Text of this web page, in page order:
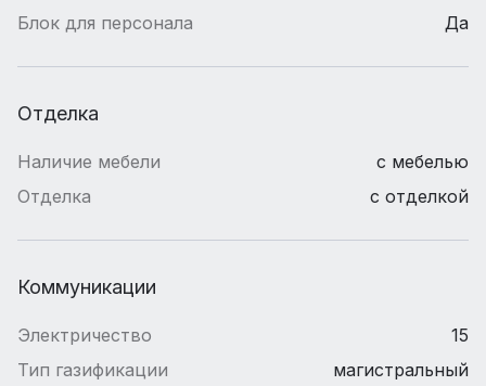
Блок для персонала
Да
Отделка
Наличие мебели
с мебелью
Отделка
с отделкой
Коммуникации
Электричество
15
Тип газификации
магистральный